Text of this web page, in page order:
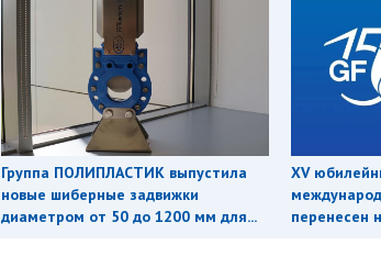
Группа ПОЛИПЛАСТИК выпустила
новые шиберные задвижки
диаметром от 50 до 1200 мм для...
XV
перенесен